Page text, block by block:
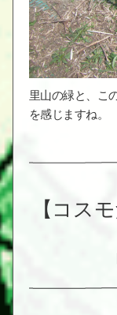
里山の緑と、こ
を感じますね。
【コス